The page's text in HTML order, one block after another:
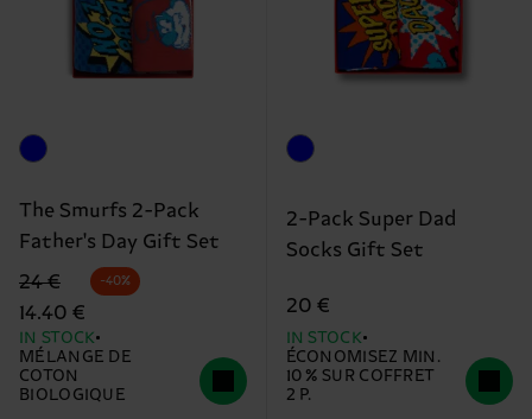
The Smurfs 2-Pack
Father's Day Gift Set
Precio original
24 €
Prix réduit
14.40 €
-40%
IN STOCK
MÉLANGE DE
COTON
BIOLOGIQUE
2-Pack Super Dad
Socks Gift Set
20 €
IN STOCK
ÉCONOMISEZ MIN.
10 % SUR COFFRET
2 P.